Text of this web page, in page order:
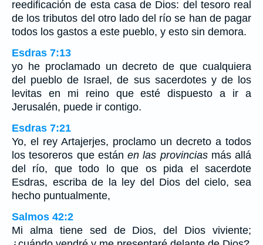
reedificación de esta casa de Dios: del tesoro real
de los tributos del otro lado del río se han de pagar
todos los gastos a este pueblo, y esto sin demora.
Esdras 7:13
yo he proclamado un decreto de que cualquiera
del pueblo de Israel, de sus sacerdotes y de los
levitas en mi reino que esté dispuesto a ir a
Jerusalén, puede ir contigo.
Esdras 7:21
Yo, el rey Artajerjes, proclamo un decreto a todos
los tesoreros que están en las provinciasmás allá
del río, que todo lo que os pida el sacerdote
Esdras, escriba de la ley del Dios del cielo, sea
hecho puntualmente,
Salmos 42:2
Mi alma tiene sed de Dios, del Dios viviente;